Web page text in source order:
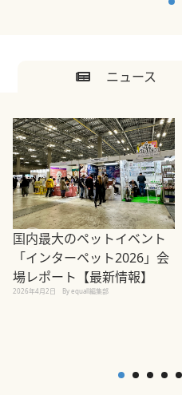
ニュース
国内最大のペットイベント
「インターペット2026」会
場レポート【最新情報】
2026年4月2日 By equall編集部